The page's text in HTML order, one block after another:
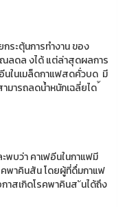
ระตุ้นการทำงาน ของ
ณลดล งได้ แต่ล่าสุดผลการ
นในเมล็ดกาแฟสดคั่วบด มี
มารถลดน้ำหนักเฉลี่ยได
พบว่า คาเฟอีนในกาแฟมี
คพาคินสัน โดยผู้ที่ดื่มกาแฟ
กาสเกิดโรคพาคินส ันได้ถึง